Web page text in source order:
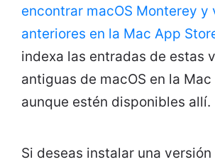
encontrar macOS Monterey y
anteriores en la Mac App
indexa las entradas de estas
antiguas de macOS en la
aunque estén disponibles allí.
Si deseas instalar una